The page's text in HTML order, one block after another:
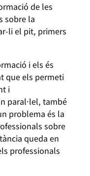
de les
sobre la
li el pit, primers
i els és
que els permeti
i
paral·lel, també
problema és la
sobre
queda en
professionals